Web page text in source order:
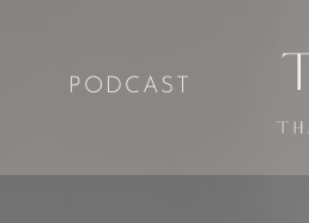
PODCAST